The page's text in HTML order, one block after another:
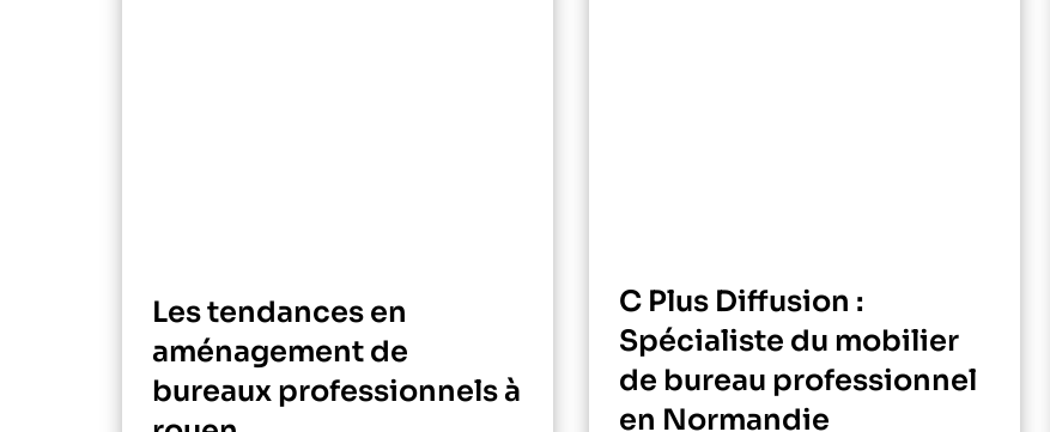
Les tendances en
aménagement de
bureaux professionnels à
C Plus Diffusion :
Spécialiste du mobilier
de bureau professionnel
en Normandie